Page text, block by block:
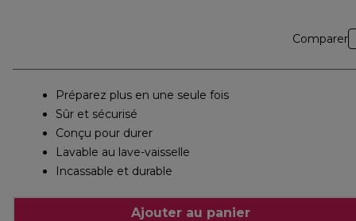
Comparer
Préparez plus en une seule fois
Sûr et sécurisé
Conçu pour durer
Lavable au lave-vaisselle
Incassable et durable
Ajouter au panier